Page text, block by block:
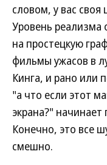
словом, у вас своя
Уровень реализма
на простецкую
фильмы ужасов в
Кинга, и рано или
"а что если этот
экрана?" начинает
Конечно, это все
смешно.